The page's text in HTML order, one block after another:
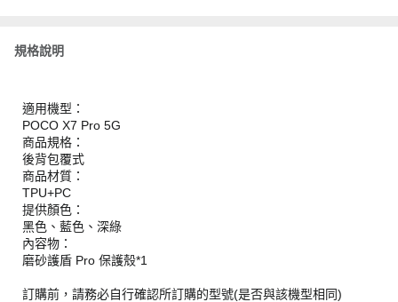
規格說明
適用機型：
POCO X7 Pro 5G
商品規格：
後背包覆式
商品材質：
TPU+PC
提供顏色：
黑色、藍色、深綠
內容物：
磨砂護盾 Pro 保護殼*1
訂購前，請務必自行確認所訂購的型號(是否與該機型相同)